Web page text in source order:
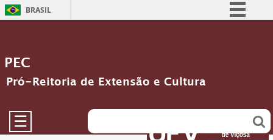
BRASIL
Acesso à informação
Legislação
PEC
Pró-Reitoria de Extensão e Cultura
☰